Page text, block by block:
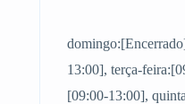
13:00], terça-
[09:00-13:00],